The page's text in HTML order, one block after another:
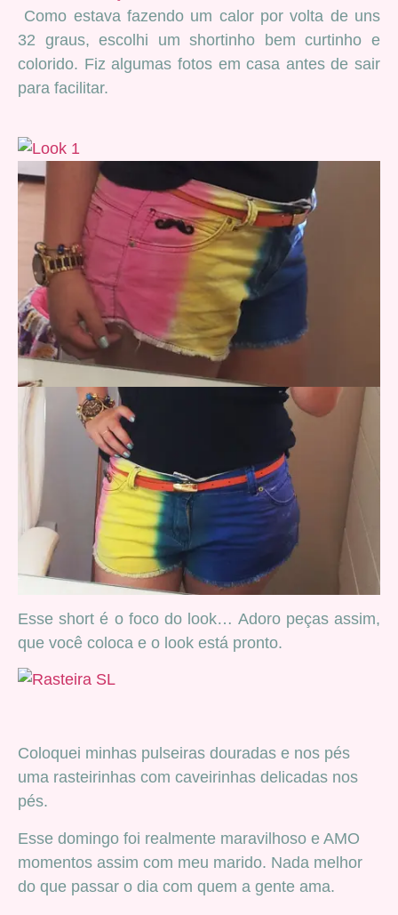
Como estava fazendo um calor por volta de uns
32 graus, escolhi um shortinho bem curtinho e
colorido. Fiz algumas fotos em casa antes de sair
para facilitar.
Esse short é o foco do look… Adoro peças assim,
que você coloca e o look está pronto.
Coloquei minhas pulseiras douradas e nos pés
uma rasteirinhas com caveirinhas delicadas nos
pés.
Esse domingo foi realmente maravilhoso e AMO
momentos assim com meu marido. Nada melhor
do que passar o dia com quem a gente ama.